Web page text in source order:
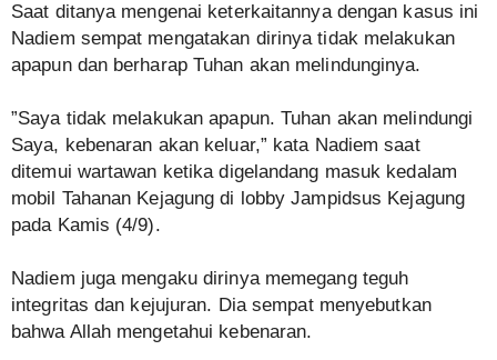
‎Saat ditanya mengenai keterkaitannya dengan kasus ini
Nadiem sempat mengatakan dirinya tidak melakukan
apapun dan berharap Tuhan akan melindunginya.
‎”Saya tidak melakukan apapun. Tuhan akan melindungi
Saya, kebenaran akan keluar,” kata Nadiem saat
ditemui wartawan ketika digelandang masuk kedalam
mobil Tahanan Kejagung di lobby Jampidsus Kejagung
pada Kamis (4/9).
‎Nadiem juga mengaku dirinya memegang teguh
integritas dan kejujuran. Dia sempat menyebutkan
bahwa Allah mengetahui kebenaran.